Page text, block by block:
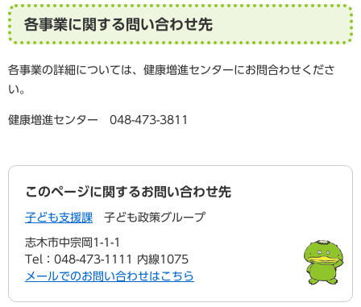
各事業に関する問い合わせ先
各事業の詳細については、健康増進センターにお問合わせくださ
い。
健康増進センター 048-473-3811
このページに関するお問い合わせ先
子ども支援課 子ども政策グループ
志木市中宗岡1-1-1
Tel：048-473-1111 内線1075
メールでのお問い合わせはこちら